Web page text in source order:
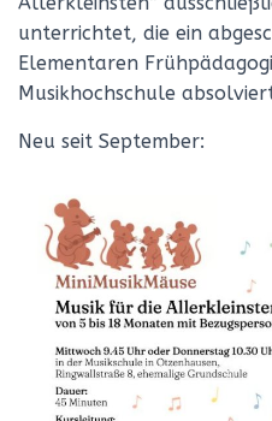
unterrichtet, die ein
Elementaren
Musikhochschule
Neu seit September: